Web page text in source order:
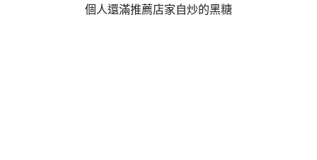
個人還滿推薦店家自炒的黑糖